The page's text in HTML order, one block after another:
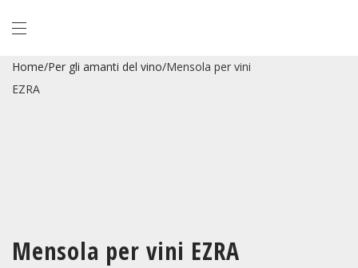
Home/Per gli amanti del vino/Mensola per vini
EZRA
Mensola per vini EZRA